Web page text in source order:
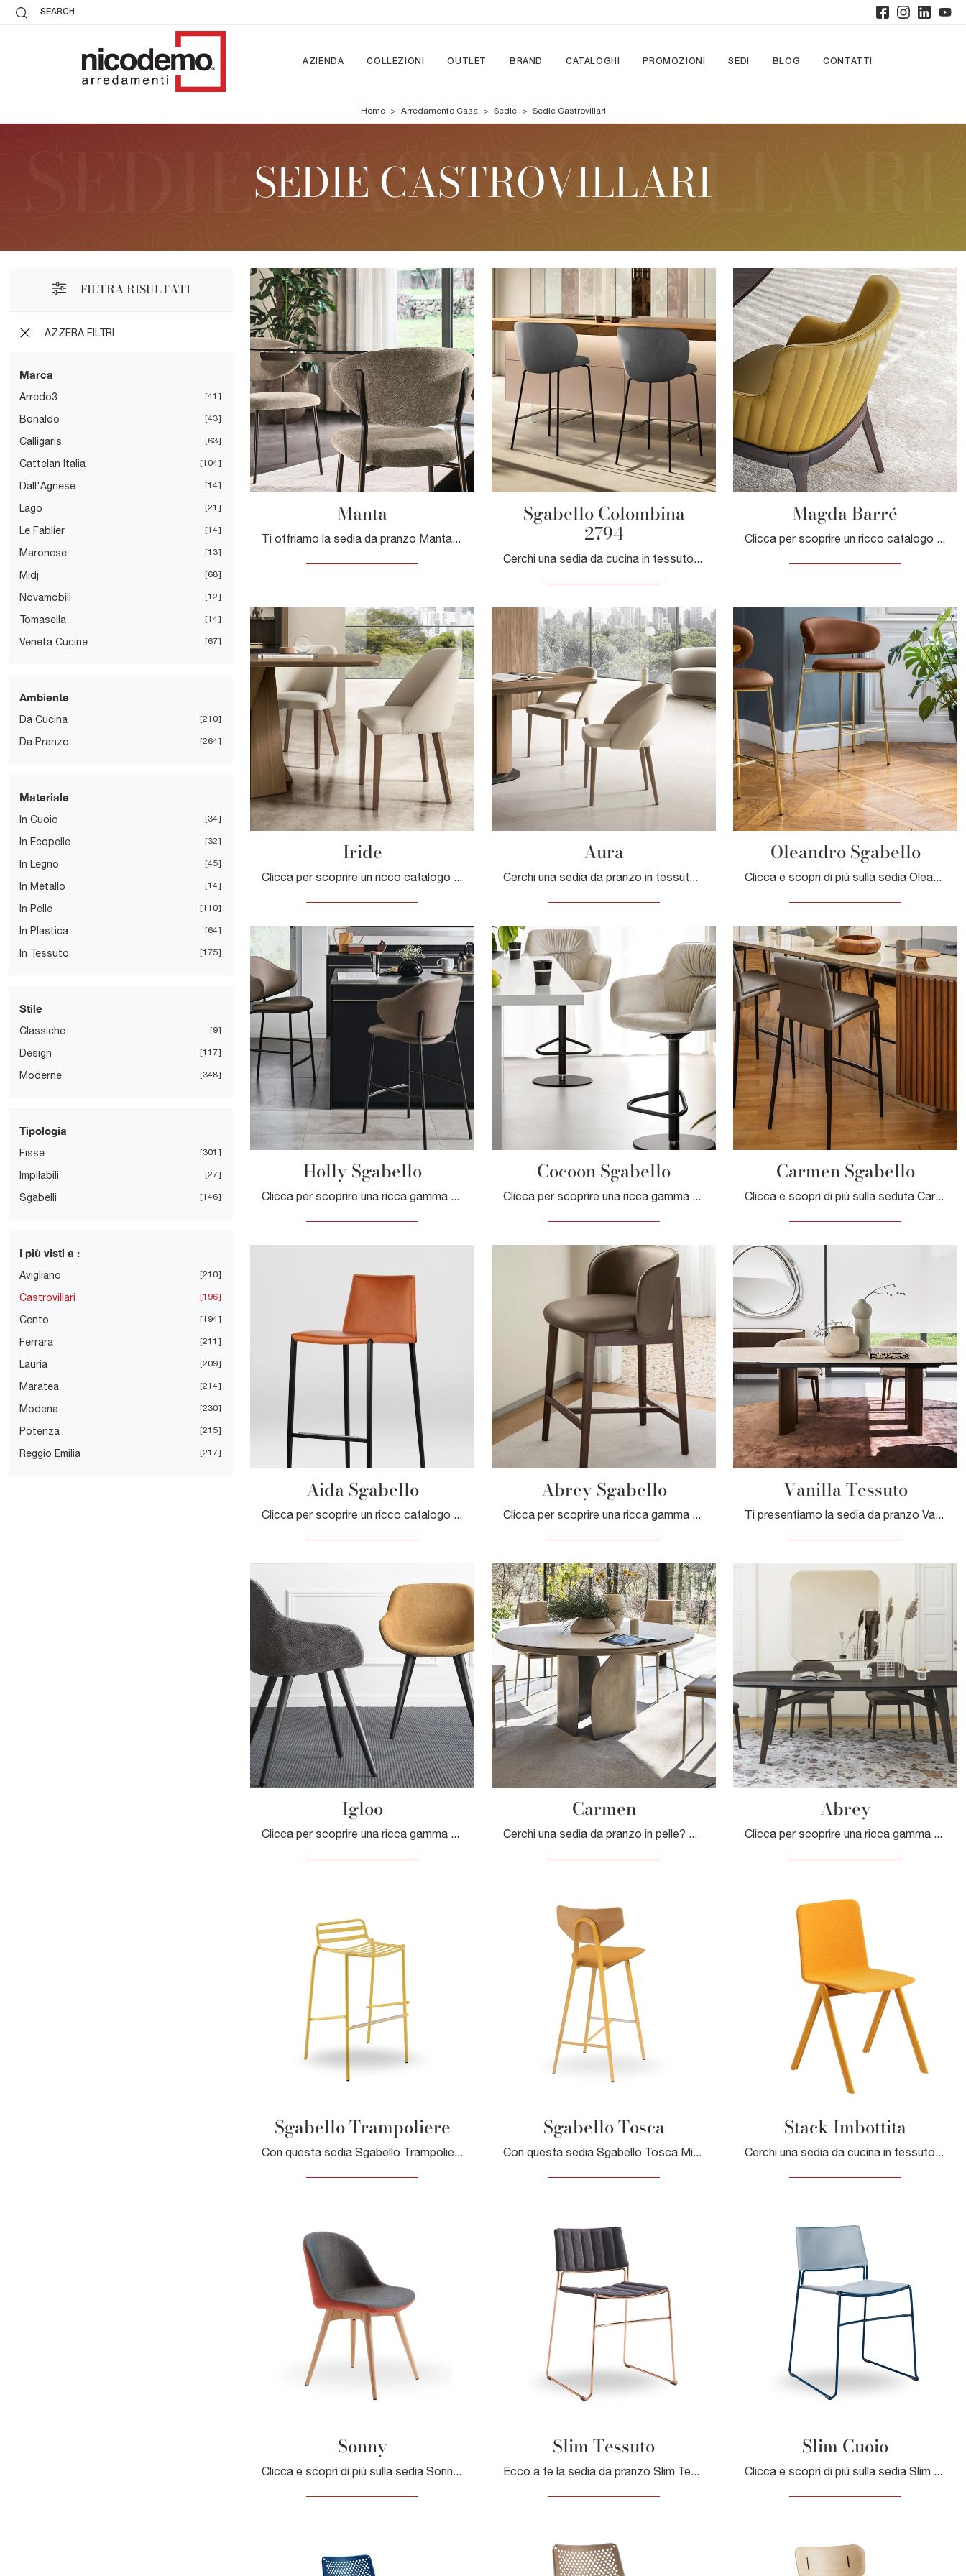
SEARCH
AZIENDA COLLEZIONI OUTLET BRAND CATALOGHI PROMOZIONI SEDI BLOG CONTATTI
Home > Arredamento Casa > Sedie > Sedie Castrovillari
SEDIE CASTROVILLARI
FILTRA RISULTATI
AZZERA FILTRI
Marca
Arredo3 41
Bonaldo 43
Calligaris 63
Cattelan Italia 104
Dall'Agnese 14
Lago 21
Le Fablier 14
Maronese 13
Midj 68
Novamobili 12
Tomasella 14
Veneta Cucine 67
Ambiente
Da Cucina 210
Da Pranzo 264
Materiale
In Cuoio 34
In Ecopelle 32
In Legno 45
In Metallo 14
In Pelle 110
In Plastica 64
In Tessuto 175
Stile
Classiche 9
Design 117
Moderne 348
Tipologia
Fisse 301
Impilabili 27
Sgabelli 146
I più visti a :
Avigliano 210
Castrovillari 196
Cento 194
Ferrara 211
Lauria 209
Maratea 214
Modena 230
Potenza 215
Reggio Emilia 217
Manta
Ti offriamo la sedia da pranzo Manta per ambientazioni moderne, tra le più esclusive Sedie fisse di Calligaris.
Sgabello Colombina
2794
Cerchi una sedia da cucina in tessuto? Clicca e scopri il modello Sgabello Colombina 2794 di Lago per ultimare i tuoi interni perfettamente.
Magda Barré
Clicca per scoprire un ricco catalogo di sedie fisse per stanze moderne: il modello Magda Barré di Cattelan Italia ti attende!
Iride
Clicca per scoprire un ricco catalogo di sedie fisse per stanze moderne: il modello Iride di Le Fablier ti aspetta!
Aura
Cerchi una sedia da pranzo in tessuto? Clicca e scopri il modello Aura di Le Fablier per ultimare i tuoi interni ottimamente.
Oleandro Sgabello
Clicca e scopri di più sulla sedia Oleandro Sgabello di Calligaris in pelle: le più originali Sedie sgabelli design ti attendono.
Holly Sgabello
Clicca per scoprire una ricca gamma di sedie sgabelli per stanze moderne: il modello Holly Sgabello di Calligaris ti attende!
Cocoon Sgabello
Clicca per scoprire una ricca gamma di sedie sgabelli per stanze design: il modello Cocoon Sgabello di Calligaris ti attende!
Carmen Sgabello
Clicca e scopri di più sulla seduta Carmen Sgabello di Calligaris in pelle: le più belle Sedie sgabelli moderne ti aspettano.
Aida Sgabello
Clicca per scoprire un ricco catalogo di sedie sgabelli per stanze moderne: il modello Aida Sgabello di Calligaris ti aspetta!
Abrey Sgabello
Clicca per scoprire una ricca gamma di sedie sgabelli per stanze moderne: il modello Abrey Sgabello di Calligaris ti aspetta!
Vanilla Tessuto
Ti presentiamo la sedia da pranzo Vanilla Tessuto per ambientazioni design, tra le più esclusive Sedie fisse di Calligaris.
Igloo
Clicca per scoprire una ricca gamma di sedie fisse per stanze moderne: il modello Igloo di Calligaris ti aspetta!
Carmen
Cerchi una sedia da pranzo in pelle? Clicca e scopri il modello Carmen di Calligaris per completare i tuoi locali alla perfezione.
Abrey
Clicca per scoprire una ricca gamma di sedie fisse per stanze moderne: il modello Abrey di Calligaris ti attende!
Sgabello Trampoliere
Con questa sedia Sgabello Trampoliere Midj in metallo, una tra le nostre sedute sgabelli moderne, potrai impreziosire i tuoi interni.
Sgabello Tosca
Con questa sedia Sgabello Tosca Midj in legno, una tra le nostre sedute sgabelli moderne, potrai valorizzare i tuoi interni.
Stack Imbottita
Cerchi una sedia da cucina in tessuto? Clicca e scopri il modello Stack Imbottita di Midj per ultimare i tuoi interni alla perfezione.
Sonny
Clicca e scopri di più sulla sedia Sonny di Midj in tessuto: le più belle Sedie fisse moderne ti aspettano.
Slim Tessuto
Ecco a te la sedia da pranzo Slim Tessuto per ambientazioni moderne, tra le più esclusive Sedie fisse di Midj.
Slim Cuoio
Clicca e scopri di più sulla sedia Slim Cuoio di Midj in cuoio: le più esclusive Sedie fisse moderne ti aspettano.